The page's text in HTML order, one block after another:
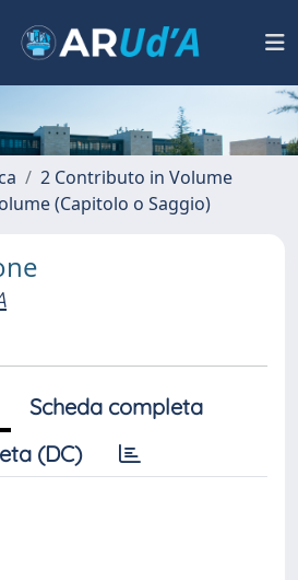
2 Contributo in Volume
(Capitolo o Saggio)
Scheda completa
(DC)